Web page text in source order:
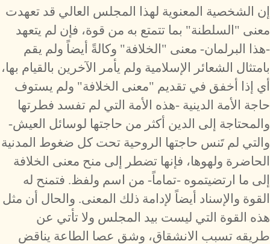
إن الشخصية المعنوية لهذا المجلس العالي قد تعهدت
معنى "السلطنة" بما تتمتع به من قوة، فإن لم يتعهد
-هذا البرلمان- معنى "الخلافة" وكالةً أيضاً ولم يقم
بامتثال الشعائر الإسلامية ولم يأمر الآخرين بالقيام بها،
أي إذا أخفق في تقديم "معنى الخلافة" ولم يستوف
حاجة الأمة الدينية -هذه الأمة التي لم تفسد فطرتها
والمحتاجة إلى الدين أكثر من حاجتها لوسائل العيش-
والتي لم تَنس حاجتها الروحية تحت كل ضغوط المدنية
الحاضرة ولهوها، فإنها تضطر إلى منح معنى الخلافة
إلى ما ارتضيتموه -تماماً- من اسم ولفظ. فتمنح له
القوة والإسناد أيضاً لإدامة ذلك المعنى. والحال أن مثل
هذه القوة التي ليست بيد المجلس ولا تأتي عن
طريقه تسبب الانشقاق، وشق عصا الطاعة يناقض